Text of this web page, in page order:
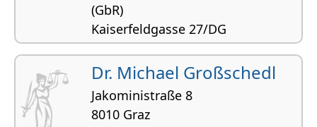
(GbR)
Kaiserfeldgasse 27/DG
8010 Graz
Liegenschafts- und Immobilienrecht, Miet-
und Wohnrecht, Gesellschaftsrecht,
Gesellschaftsgründungen,
Bauvertragsrecht
Dr. Michael Großschedl
Jakoministraße 8
8010 Graz